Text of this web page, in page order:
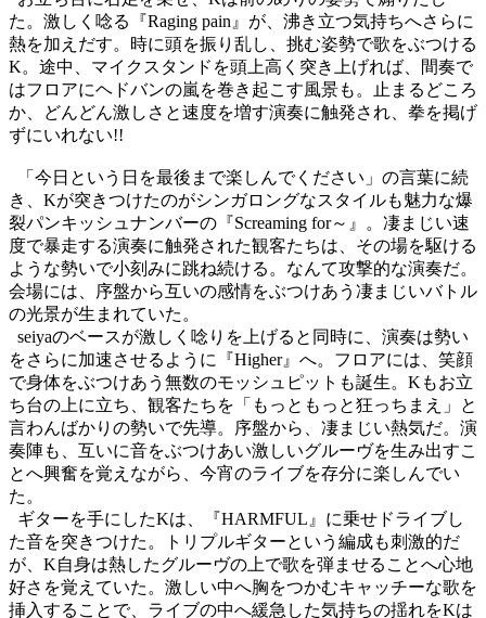
た。激しく唸る『Raging pain 』が、沸き立つ気持ちへさらに
熱を加えだす。時に頭を振り乱し、挑む姿勢で歌をぶつける
K。途中、マイクスタンドを頭上高く突き上げれば、間奏で
はフロアにヘドバンの嵐を巻き起こす風景も。止まるどころ
か、どんどん激しさと速度を増す演奏に触発され、拳を掲げ
ずにいれない!!
「今日という日を最後まで楽しんでください」の言葉に続
き、 Kが突きつけたのがシンガロングなスタイルも魅力な爆
裂パンキッシュナンバーの『Screaming for～』。凄まじい速
度で暴走する演奏に触発された観客たちは、その場を駆ける
ような勢いで小刻みに跳ね続ける。なんて攻撃的な演奏だ。
会場には、序盤から互いの感情をぶつけあう凄まじいバトル
の光景が生まれていた。
seiyaのベースが激しく唸りを上げると同時に、演奏は勢い
をさらに加速させるように『Higher』へ。フロアには、笑顔
で身体をぶつけあう無数のモッシュピットも誕生。 K もお立
ち台の上に立ち、観客たちを「もっともっと狂っちまえ」と
言わんばかりの勢いで先導。序盤から、凄まじい熱気だ。演
奏陣も、互いに音をぶつけあい激しいグルーヴを生み出すこ
とへ興奮を覚えながら、今宵のライブを存分に楽しんでい
た。
ギターを手にしたKは、『HARMFUL 』に乗せドライブし
た音を突きつけた。トリプルギターという編成も刺激的だ
が、 K自身は熱したグルーヴの上で歌を弾ませることへ心地
好さを覚えていた。激しい中へ胸をつかむキャッチーな歌を
挿入することで、ライブの中へ緩急した気持ちの揺れをKは